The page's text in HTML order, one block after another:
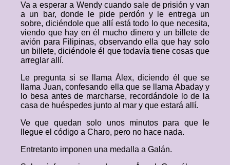
Va a esperar a Wendy cuando sale de prisión y van
a un bar, donde le pide perdón y le entrega un
sobre, diciéndole que allí está todo lo que necesita,
viendo que hay en él mucho dinero y un billete de
avión para Filipinas, observando ella que hay solo
un billete, diciéndole él que todavía tiene cosas que
arreglar allí.
Le pregunta si se llama Álex, diciendo él que se
llama Juan, confesando ella que se llama Abaday y
lo besa antes de marcharse, recordándole lo de la
casa de huéspedes junto al mar y que estará allí.
Ve que quedan solo unos minutos para que le
llegue el código a Charo, pero no hace nada.
Entretanto imponen una medalla a Galán.